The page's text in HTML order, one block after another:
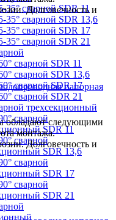
35° сварной SDR 11
35° сварной SDR 13,6
35° сварной SDR 17
35° сварной SDR 21
сварной SDR 11
сварной SDR 13,6
сварной SDR 17
сварной SDR 21
трехсекционный
сварной
SDR 11
сварной
SDR 13,6
сварной
SDR 17
сварной
SDR 21
Долговечность и
напорная
обладают следующими
монтажа.
Долговечность и